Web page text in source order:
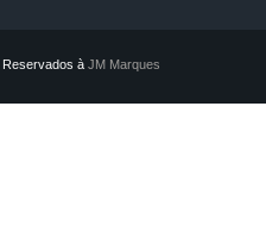
à JM Marques